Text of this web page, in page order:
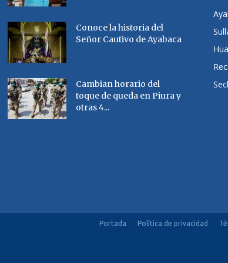
Conoce la historia del
Señor Cautivo de Ayabaca
Cambian horario del
toque de queda en Piura y
otras 4...
Portada Política de privacidad